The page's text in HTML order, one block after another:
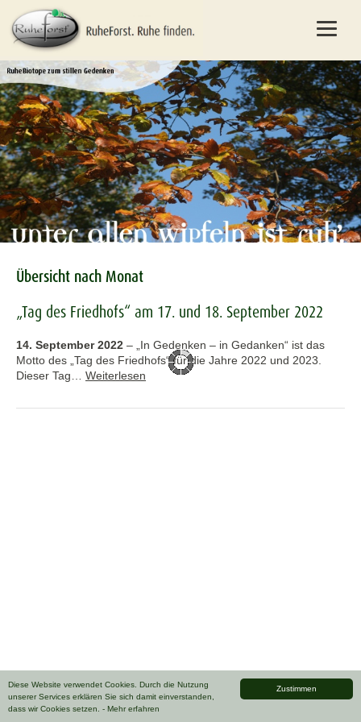
Zustimmen
Diese Website verwendet Cookies. Durch die Nutzung
unserer Services erklären Sie sich damit einverstanden,
dass wir Cookies setzen. - Mehr erfahren
Übersicht nach Monat
„Tag des Friedhofs“ am 17. und 18. September 2022
14. September 2022 – „In Gedenken – in Gedanken“ ist das
Motto des „Tag des Friedhofs“ für die Jahre 2022 und 2023.
Dieser Tag… Weiterlesen